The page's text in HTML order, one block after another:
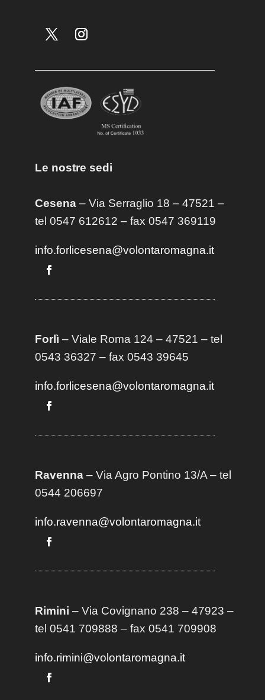
Le nostre sedi
Cesena– Via Serraglio 18 – 47521 –
tel 0547 612612 – fax 0547 369119
info.forlicesena@volontaromagna.it
Forlì – Viale Roma 124 – 47521 – tel
0543 36327 – fax 0543 39645
info.forlicesena@volontaromagna.it
Ravenna– Via Agro Pontino 13/A– tel
0544 206697
info.ravenna@volontaromagna.it
Rimini – Via Covignano 238 – 47923 –
tel 0541 709888 – fax 0541 709908
info.rimini@volontaromagna.it